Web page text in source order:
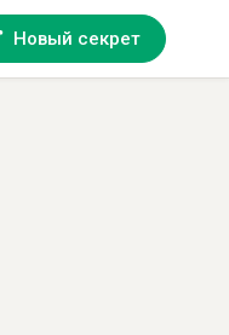
Новый секрет